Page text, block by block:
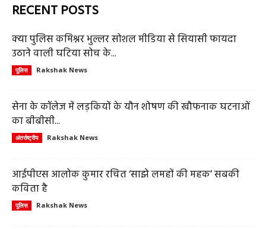
RECENT POSTS
क्या पुलिस कमिश्नर भुल्लर सोशल मीडिया से सियासी फायदा
उठाने वाली घटिया सोच के...
पुलिस Rakshak News
सेना के कॉलेज में लड़कियों के यौन शोषण की खौफनाक घटनाओं
का बीबीसी...
अंतर्राष्ट्रीय Rakshak News
आईपीएस आलोक कुमार रचित ‘साझे लमहों की महक’ सबकी
कविता है
पुलिस Rakshak News